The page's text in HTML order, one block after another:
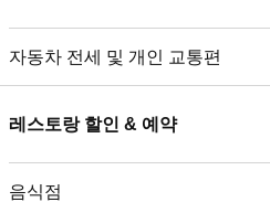
자동차 전세 및 개인 교통편
레스토랑 할인 & 예약
음식점